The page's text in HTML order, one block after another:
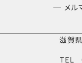
メル
滋賀
TEL